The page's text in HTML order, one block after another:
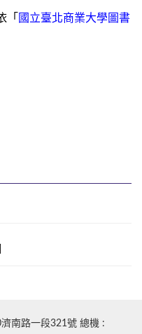
「 國立臺北商業大學圖書
南路一段321號 總機 :